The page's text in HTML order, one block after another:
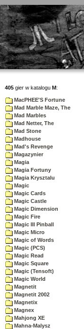
405 gier w katalogu M:
MacPHEE'S Fortune
Mad Marble Maze, The
Mad Marbles
Mad Netter, The
Mad Stone
Madhouse
Mad's Revenge
Magazynier
Magia
Magia Fortuny
Magia Krysztalu
Magic
Magic Cards
Magic Castle
Magic Dimension
Magic Fire
Magic III Pinball
Magic Micro
Magic of Words
Magic (PCS)
Magic Read
Magic Square
Magic (Tensoft)
Magic World
Magnetit
Magnetit 2002
Magnetix
Magnex
Mahjong XE
Mahna-Malysz